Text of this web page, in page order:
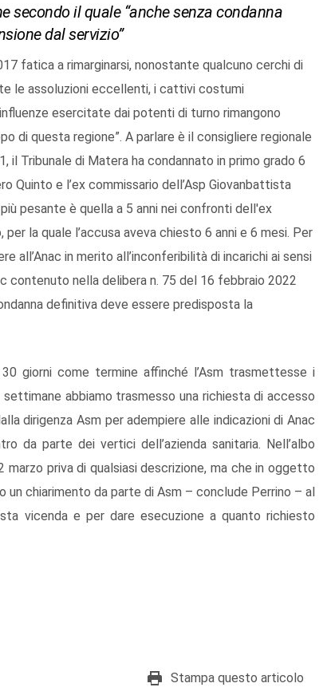
secondo il quale “anche senza condanna
dal servizio”
fatica a rimarginarsi, nonostante qualcuno cerchi di
le assoluzioni eccellenti, i cattivi costumi
esercitate dai potenti di turno rimangono
di questa regione”. A parlare è il consigliere regionale
il Tribunale di Matera ha condannato in primo grado 6
Quinto e l’ex commissario dell’Asp Giovanbattista
pesante è quella a 5 anni nei confronti dell'ex
la quale l’accusa aveva chiesto 6 anni e 6 mesi. Per
all’Anac in merito all’inconferibilità di incarichi ai sensi
contenuto nella delibera n. 75 del 16 febbraio 2022
definitiva deve essere predisposta la
giorni come termine affinché l’Asm trasmettesse i
abbiamo trasmesso una richiesta di accesso
dirigenza Asm per adempiere alle indicazioni di Anac
da parte dei vertici dell’azienda sanitaria. Nell’albo
priva di qualsiasi descrizione, ma che in oggetto
un chiarimento da parte di Asm – conclude Perrino – al
vicenda e per dare esecuzione a quanto richiesto
Stampa questo articolo